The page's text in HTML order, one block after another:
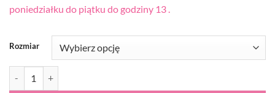
poniedziałku do piątku do godziny 13 .
Rozmiar